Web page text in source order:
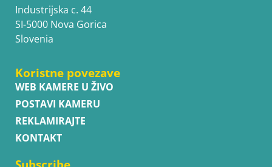
Industrijska c. 44
SI-5000 Nova Gorica
Slovenia
Koristne povezave
WEB KAMERE U ŽIVO
POSTAVI KAMERU
REKLAMIRAJTE
KONTAKT